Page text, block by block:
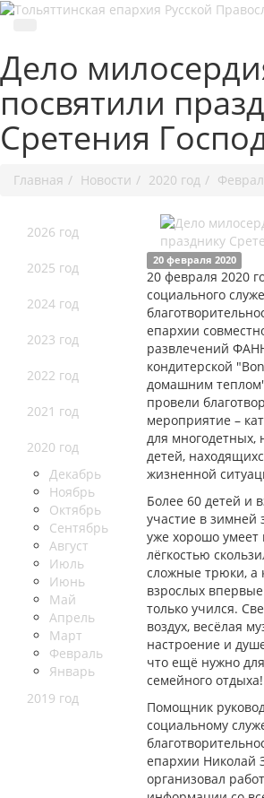
Дело
посвятили
Сретения
Главная Новости 2020 год
2026 год
2025 год
2024 год
2023 год
2022 год
2021 год
2020 год
Декабрь
Ноябрь
Октябрь
Сентябрь
Август
Июль
Июнь
Май
Апрель
Март
Февраль
Январь
2019 год
20 февраля 2020
20 февраля 2020
социального
епархии
развлечений
кондитерской
домашним
провели
мероприятие –
для многодетных,
детей,
жизненной
Более 60 детей и
участие в зимней
уже хорошо умеет
лёгкостью
сложные трюки, а
взрослых
только учился.
воздух, весёлая
настроение и
что ещё нужно
семейного отдыха!
Помощник
социальному
епархии Николай
организовал